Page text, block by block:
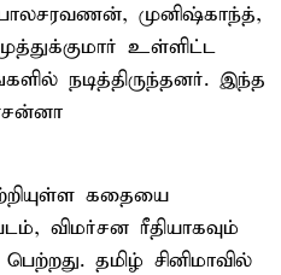
முனிஷ்காந்த்,
உள்ளிட்ட
நடித்திருந்தனர். இந்த
கதையை
விமர்சன ரீதியாகவும்
தமிழ் சினிமாவில்